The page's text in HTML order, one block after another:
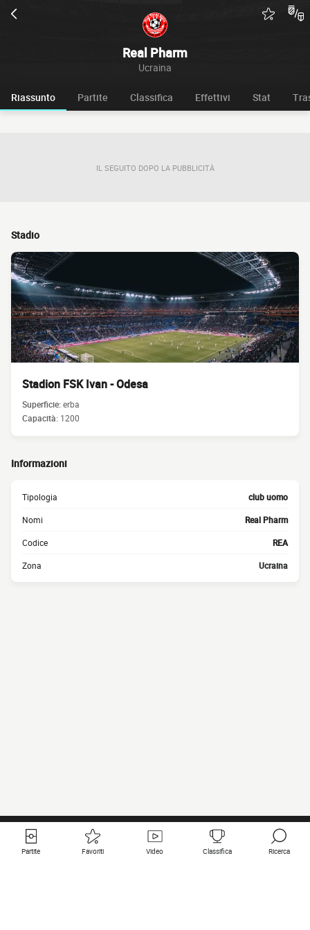
Real Pharm
Ucraina
Riassunto Partite Classifica Effettivi Stat
IL SEGUITO DOPO LA PUBBLICITÀ
Stadio
Stadion FSK Ivan - Odesa
Superficie:erba
Capacità: 1200
Informazioni
Tipologia club uomo
Nomi Real Pharm
Codice REA
Zona Ucraina
Partite Favoriti Video Classifica Ricerca